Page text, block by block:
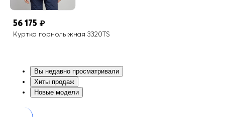
56 175 ₽
Куртка горнолыжная 3320TS
Вы недавно просматривали
Хиты продаж
Новые модели